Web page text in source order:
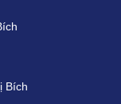
Bích